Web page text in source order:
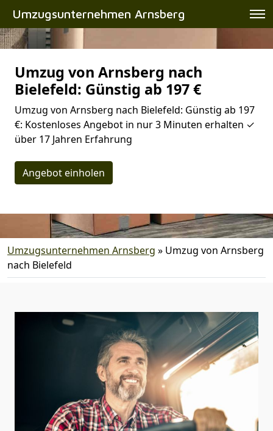
Umzugsunternehmen Arnsberg
Umzug von Arnsberg nach
Bielefeld: Günstig ab 197 €
Umzug von Arnsberg nach Bielefeld: Günstig ab 197
€: Kostenloses Angebot in nur 3 Minuten erhalten ✓
über 17 Jahren Erfahrung
Angebot einholen
Umzugsunternehmen Arnsberg » Umzug von Arnsberg
nach Bielefeld